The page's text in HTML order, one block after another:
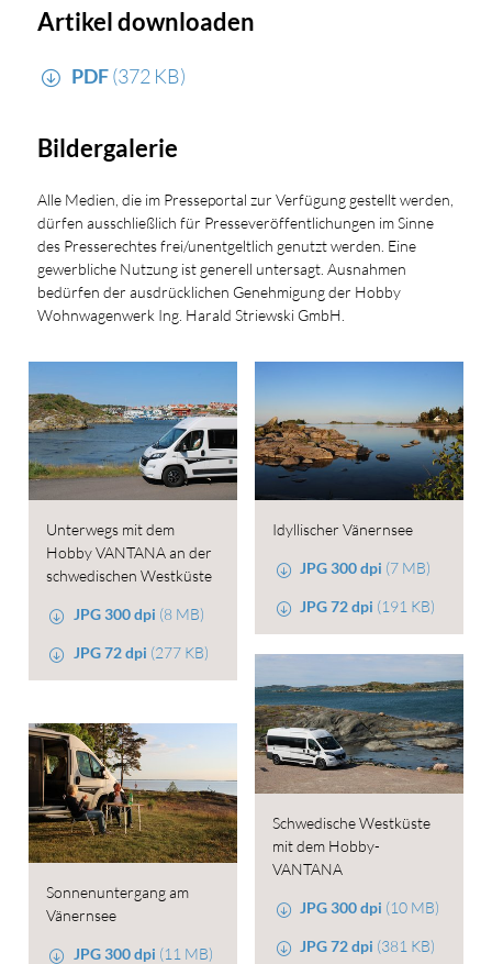
Artikel downloaden
PDF(372 KB)
Bildergalerie
Alle Medien, die im Presseportal zur Verfügung gestellt werden,
dürfen ausschließlich für Presseveröffentlichungen im Sinne
des Presserechtes frei/unentgeltlich genutzt werden. Eine
gewerbliche Nutzung ist generell untersagt. Ausnahmen
bedürfen der ausdrücklichen Genehmigung der Hobby
Wohnwagenwerk Ing. Harald Striewski GmbH.
Unterwegs mit dem
Hobby VANTANA an der
schwedischen Westküste
JPG 300 dpi (8 MB)
JPG 72 dpi (277 KB)
Idyllischer Vänernsee
JPG 300 dpi (7 MB)
JPG 72 dpi (191 KB)
Schwedische Westküste
mit dem Hobby-
VANTANA
JPG 300 dpi (10 MB)
JPG 72 dpi (381 KB)
Sonnenuntergang am
Vänernsee
JPG 300 dpi (11 MB)